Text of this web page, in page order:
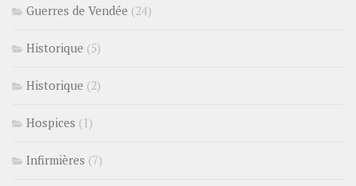
Guerres de Vendée (24)
Historique (5)
Historique (2)
Hospices (1)
Infirmières (7)